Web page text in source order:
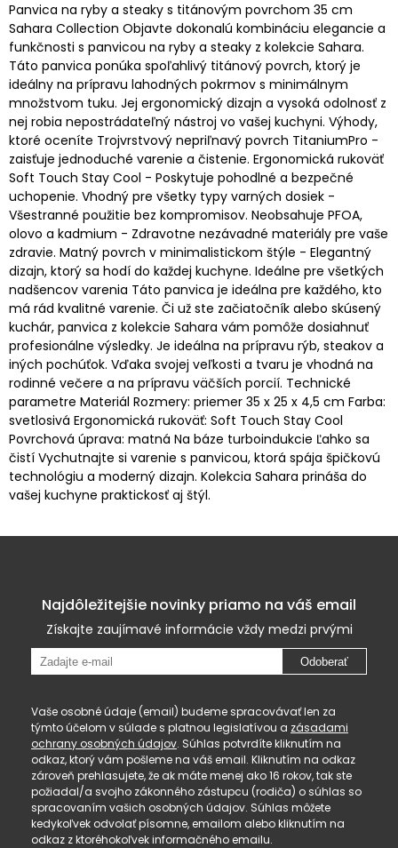
Panvica na ryby a steaky s titánovým povrchom 35 cm
Sahara Collection Objavte dokonalú kombináciu elegancie a
funkčnosti s panvicou na ryby a steaky z kolekcie Sahara.
Táto panvica ponúka spoľahlivý titánový povrch, ktorý je
ideálny na prípravu lahodných pokrmov s minimálnym
množstvom tuku. Jej ergonomický dizajn a vysoká odolnosť z
nej robia nepostrádateľný nástroj vo vašej kuchyni. Výhody,
ktoré oceníte Trojvrstvový nepriľnavý povrch TitaniumPro -
zaisťuje jednoduché varenie a čistenie. Ergonomická rukoväť
Soft Touch Stay Cool - Poskytuje pohodlné a bezpečné
uchopenie. Vhodný pre všetky typy varných dosiek -
Všestranné použitie bez kompromisov. Neobsahuje PFOA,
olovo a kadmium - Zdravotne nezávadné materiály pre vaše
zdravie. Matný povrch v minimalistickom štýle - Elegantný
dizajn, ktorý sa hodí do každej kuchyne. Ideálne pre všetkých
nadšencov varenia Táto panvica je ideálna pre každého, kto
má rád kvalitné varenie. Či už ste začiatočník alebo skúsený
kuchár, panvica z kolekcie Sahara vám pomôže dosiahnuť
profesionálne výsledky. Je ideálna na prípravu rýb, steakov a
iných pochúťok. Vďaka svojej veľkosti a tvaru je vhodná na
rodinné večere a na prípravu väčších porcií. Technické
parametre Materiál Rozmery: priemer 35 x 25 x 4,5 cm Farba:
svetlosivá Ergonomická rukoväť: Soft Touch Stay Cool
Povrchová úprava: matná Na báze turboindukcie Ľahko sa
čistí Vychutnajte si varenie s panvicou, ktorá spája špičkovú
technológiu a moderný dizajn. Kolekcia Sahara prináša do
vašej kuchyne praktickosť aj štýl.
Najdôležitejšie novinky priamo na váš email
Získajte zaujímavé informácie vždy medzi prvými
Odoberať
Vaše osobné údaje (email) budeme spracovávať len za
týmto účelom v súlade s platnou legislatívou a zásadami
ochrany osobných údajov. Súhlas potvrdíte kliknutím na
odkaz, ktorý vám pošleme na váš email. Kliknutím na odkaz
zároveň prehlasujete, že ak máte menej ako 16 rokov, tak ste
požiadal/a svojho zákonného zástupcu (rodiča) o súhlas so
spracovaním vašich osobných údajov. Súhlas môžete
kedykoľvek odvolať písomne, emailom alebo kliknutím na
odkaz z ktoréhokoľvek informačného emailu.